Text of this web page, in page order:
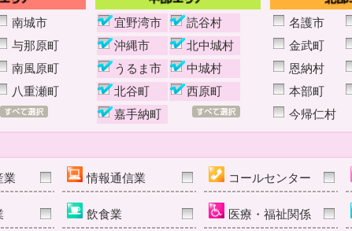
南城市
与那原町
南風原町
八重瀬町
宜野湾市
読谷村
沖縄市
北中城村
うるま市
中城村
北谷町
西原町
嘉手納町
名護市
金武町
恩納村
本部町
今帰仁村
業 情報通信業 コールセンター
飲食業 医療・福祉関係